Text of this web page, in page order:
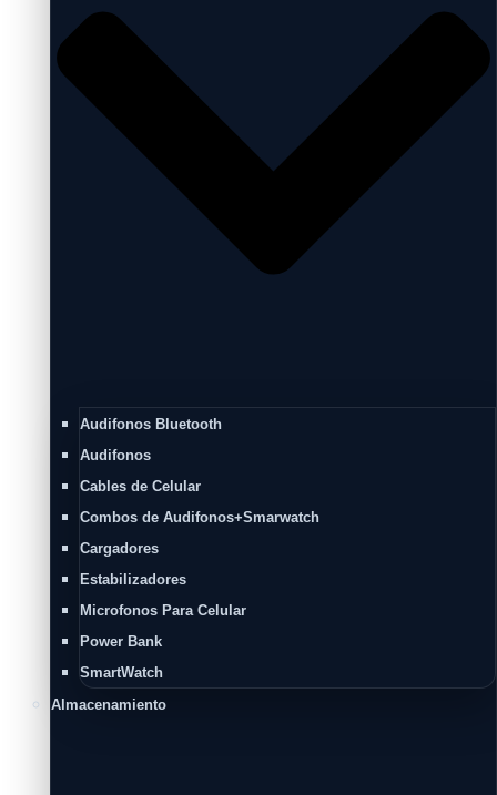
Audifonos Bluetooth
Audifonos
Cables de Celular
Combos de Audifonos+Smarwatch
Cargadores
Estabilizadores
Microfonos Para Celular
Power Bank
SmartWatch
Almacenamiento